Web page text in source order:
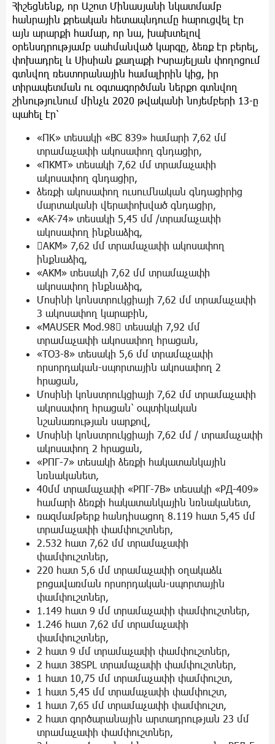
Հիշեցնենք, որ Աշոտ Մինասյանի նկատմամբ
հանրային քրեական հետապնդումը հարուցվել էր
այն արարքի համար, որ նա, խախտելով
օրենսդրությամբ սահմանված կարգը, ձեռք էր բերել,
փոխադրել և Սիսիան քաղաքի Իսրայելյան փողոցում
գտնվող ռեստորանային համալիրին կից, իր
տիրապետման ու օգտագործման ներքո գտնվող
շինությունում մինչև 2020 թվականի նոյեմբերի 13-ը
պահել էր՝
«ПК» տեսակի «BC 839» համարի 7,62 մմ
տրամաչափի ակոսափող գնդացիր,
«ПKMT» տեսակի 7,62 մմ տրամաչափի
ակոսափող գնդացիր,
ձեռքի ակոսափող ուսումնական գնդացիրից
մարտականի վերափոխված գնդացիր,
«AK-74» տեսակի 5,45 մմ /տրամաչափի
ակոսափող ինքնաձիգ,
AKM» 7,62 մմ տրամաչափի ակոսափող
ինքնաձիգ,
«AKM» տեսակի 7,62 մմ տրամաչափի
ակոսափող ինքնաձիգ,
Մոսինի կոնստրուկցիայի 7,62 մմ տրամաչափի
3 ակոսափող կարաբին,
«MAUSER Mod.98 տեսակի 7,92 մմ
տրամաչափի ակոսափող հրացան,
«TO3-8» տեսակի 5,6 մմ տրամաչափի
որսորդական-սպորտային ակոսափող 2
հրացան,
Մոսինի կոնստրուկցիայի 7,62 մմ տրամաչափի
ակոսափող հրացան՝ օպտիկական
նշանառության սարքով,
Մոսինի կոնստրուկցիայի 7,62 մմ / տրամաչափի
ակոսափող 2 հրացան,
«PПГ-7» տեսակի ձեռքի հակատանկային
նռնականետ,
40մմ տրամաչափի «PПГ-7B» տեսակի «PД-409»
համարի ձեռքի հակատանկային նռնականետ,
ռազմամթերք հանդիսացող 8.119 հատ 5,45 մմ
տրամաչափի փամփուշտներ,
2.532 հատ 7,62 մմ տրամաչափի
փամփուշտներ,
220 հատ 5,6 մմ տրամաչափի օղակաձև
բոցավառման որսորդական-սպորտային
փամփուշտներ,
1.149 հատ 9 մմ տրամաչափի փամփուշտներ,
1.246 հատ 7,62 մմ տրամաչափի
փամփուշտներ,
2 հատ 9 մմ տրամաչափի փամփուշտներ,
2 հատ 38SPL տրամաչափի փամփուշտներ,
1 հատ 10,75 մմ տրամաչափի փամփուշտ,
1 հատ 5,45 մմ տրամաչափի փամփուշտ,
1 հատ 7,65 մմ տրամաչափի փամփուշտ,
2 հատ գործարանային արտադրության 23 մմ
տրամաչափի փամփուշտներ,